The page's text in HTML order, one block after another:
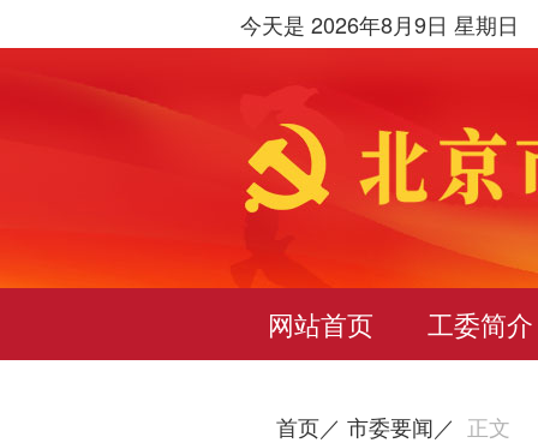
今天是 2026年8月9日 星期日
网站首页 工委简介
首页／ 市委要闻／ 正文